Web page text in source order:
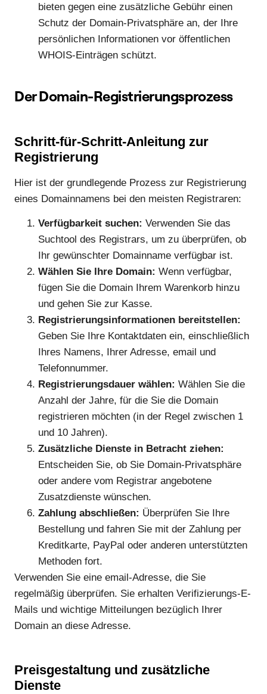
bieten gegen eine zusätzliche Gebühr einen
Schutz der Domain-Privatsphäre an, der Ihre
persönlichen Informationen vor öffentlichen
WHOIS-Einträgen schützt.
Der Domain-Registrierungsprozess
Schritt-für-Schritt-Anleitung zur
Registrierung
Hier ist der grundlegende Prozess zur Registrierung
eines Domainnamens bei den meisten Registraren:
Verfügbarkeit suchen: Verwenden Sie das
Suchtool des Registrars, um zu überprüfen, ob
Ihr gewünschter Domainname verfügbar ist.
Wählen Sie Ihre Domain: Wenn verfügbar,
fügen Sie die Domain Ihrem Warenkorb hinzu
und gehen Sie zur Kasse.
Registrierungsinformationen bereitstellen:
Geben Sie Ihre Kontaktdaten ein, einschließlich
Ihres Namens, Ihrer Adresse, email und
Telefonnummer.
Registrierungsdauer wählen: Wählen Sie die
Anzahl der Jahre, für die Sie die Domain
registrieren möchten (in der Regel zwischen 1
und 10 Jahren).
Zusätzliche Dienste in Betracht ziehen:
Entscheiden Sie, ob Sie Domain-Privatsphäre
oder andere vom Registrar angebotene
Zusatzdienste wünschen.
Zahlung abschließen: Überprüfen Sie Ihre
Bestellung und fahren Sie mit der Zahlung per
Kreditkarte, PayPal oder anderen unterstützten
Methoden fort.
Verwenden Sie eine email-Adresse, die Sie
regelmäßig überprüfen. Sie erhalten Verifizierungs-E-
Mails und wichtige Mitteilungen bezüglich Ihrer
Domain an diese Adresse.
Preisgestaltung und zusätzliche
Dienste